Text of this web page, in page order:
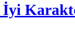
İyi